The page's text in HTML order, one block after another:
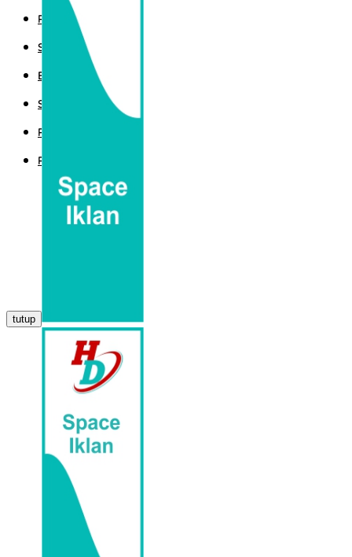
POLITIK
SPORT
EKBIS
SAINTEK
PEMERINTAHAN
PARLEMEN
tutup